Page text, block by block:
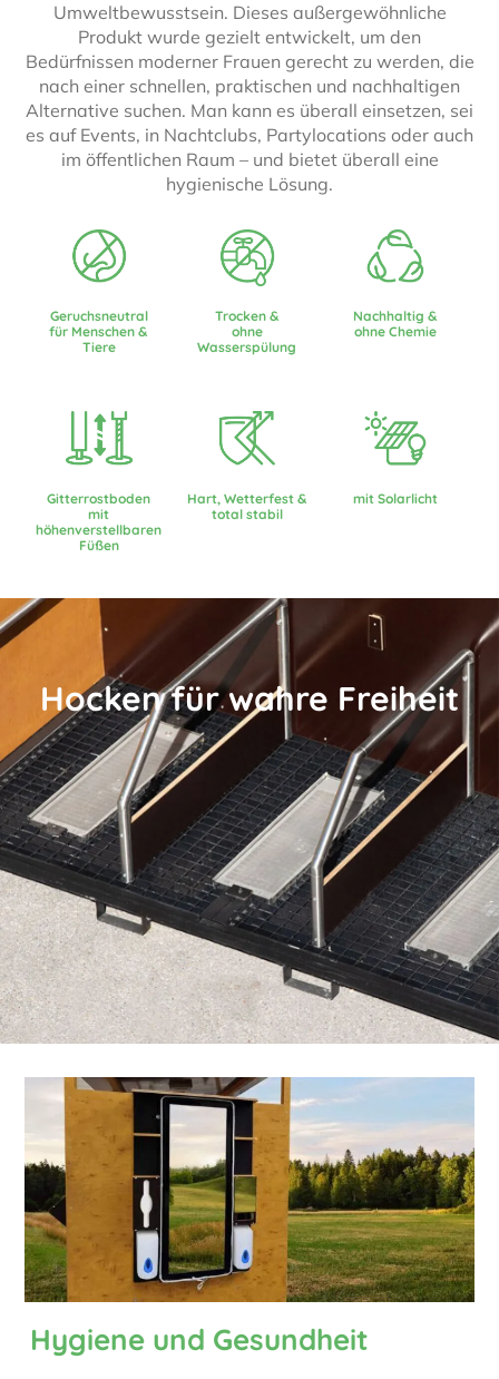
Umweltbewusstsein. Dieses außergewöhnliche
Produkt wurde gezielt entwickelt, um den
Bedürfnissen moderner Frauen gerecht zu werden, die
nach einer schnellen, praktischen und nachhaltigen
Alternative suchen. Man kann es überall einsetzen, sei
es auf Events, in Nachtclubs, Partylocations oder auch
im öffentlichen Raum – und bietet überall eine
hygienische Lösung.
Geruchsneutral
für Menschen &
Tiere
Trocken &
ohne
Wasserspülung
Nachhaltig &
ohne Chemie
Gitterrostboden
mit
höhenverstellbaren
Füßen
Hart, Wetterfest &
total stabil
mit Solarlicht
Hocken für wahre Freiheit
Hygiene und Gesundheit